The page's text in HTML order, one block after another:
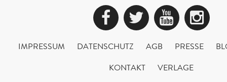
Facebook
Twitter
IMPRESSUM DATENSCHUTZ AGB PRESSE
KONTAKT
VERLAGE